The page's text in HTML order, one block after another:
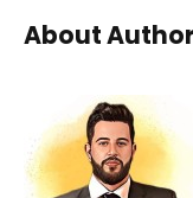
About Author